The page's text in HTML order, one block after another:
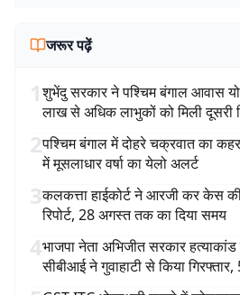
जरूर पढ़ें
1शुभेंदु सरकार ने पश्चिम बंगाल आवास
लाख से अधिक लाभुकों को मिली दूसरी
2पश्चिम बंगाल में दोहरे चक्रवात का
में मूसलाधार वर्षा का येलो अलर्ट
3कलकत्ता हाईकोर्ट ने आरजी कर केस
रिपोर्ट, 28 अगस्त तक का दिया समय
4भाजपा नेता अभिजीत सरकार
सीबीआई ने गुवाहाटी से किया